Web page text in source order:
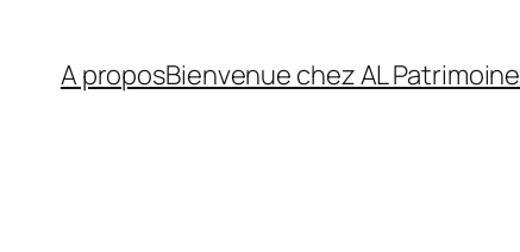
A proposBienvenue chez AL Patrimoine